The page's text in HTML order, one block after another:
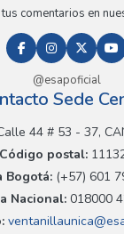
tus comentarios en
@esapoficial
Sede
44 # 53 - 37,
Código postal:
Bogotá:(+57) 601
Nacional: 018000